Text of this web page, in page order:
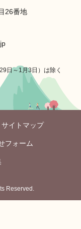
26番地
日～1月3日）は除く
サイトマップ
フォーム
Reserved.